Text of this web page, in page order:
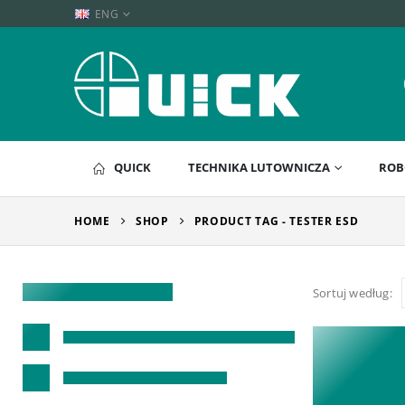
ENG
QUICK TECHNIKA LUTOWNICZA
HOME SHOP PRODUCT TAG -TESTER ESD
Sortuj według: